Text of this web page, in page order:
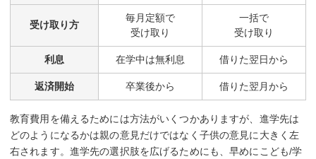
受け取り方
毎月定額で
受け取り
一括で
受け取り
利息 在学中は無利息 借りた翌日から
返済開始 卒業後から 借りた翌月から
教育費用を備えるためには方法がいくつかありますが、進学先は
どのようになるかは親の意見だけではなく子供の意見に大きく左
右されます。進学先の選択肢を広げるためにも、早めにこども/学